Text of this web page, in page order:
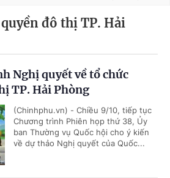
đô thị TP. Hải
Nghị quyết về tổ chức
TP. Hải Phòng
(Chinhphu.vn) - Chiều 9/10, tiếp tục
Chương trình Phiên họp thứ 38, Ủy
ban Thường vụ Quốc hội cho ý kiến
về dự thảo Nghị quyết của Quốc...